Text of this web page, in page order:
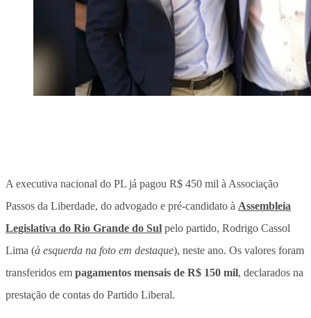
A executiva nacional do PL já pagou R$ 450 mil à Associação
Passos da Liberdade, do advogado e pré-candidato à Assembleia
Legislativa do Rio Grande do Sul pelo partido, Rodrigo Cassol
Lima (à esquerda na foto em destaque), neste ano. Os valores foram
transferidos em pagamentos mensais de R$ 150 mil, declarados na
prestação de contas do Partido Liberal.